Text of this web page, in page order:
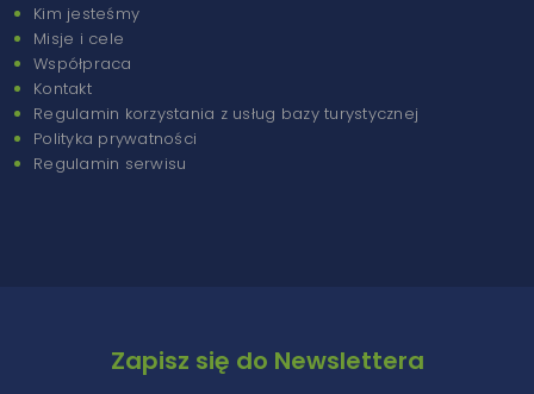
Kim jesteśmy
Misje i cele
Współpraca
Kontakt
Regulamin korzystania z usług bazy turystycznej
Polityka prywatności
Regulamin serwisu
Zapisz się do Newslettera